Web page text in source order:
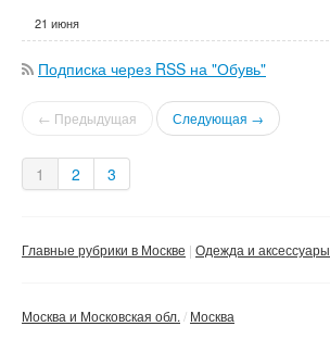
21 июня
Подписка через RSS на "Обувь"
← Предыдущая Следующая →
1 2 3
Главные рубрики в Москве Одежда и аксессуары
Москва и Московская обл. Москва